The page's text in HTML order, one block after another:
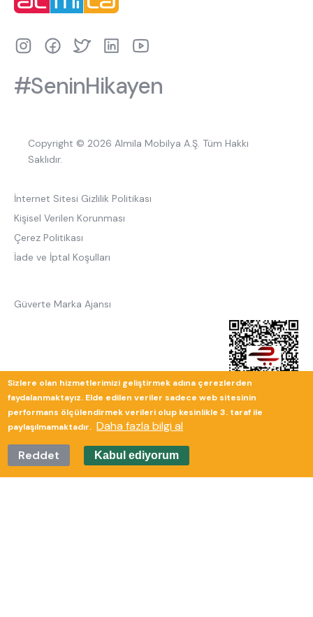
#SeninHikayen
Copyright © 2026 Almila Mobilya A.Ş. Tüm Hakkı
Saklıdır.
İnternet Sitesi Gizlilik Politikası
Kişisel Verilen Korunması
Çerez Politikası
İade ve İptal Koşulları
Güverte Marka Ajansı
Sizlere olan hizmetlerimizi geliştirmek adına çerezlerden
faydalanmaktayız. Elde edilen veriler sadece web sitesinin
performans ölçülendirmek verileri olup kesinlikle 3. taraf ile
paylaşılmamaktadır. Daha fazla bilgi al
Reddet
Kabul ediyorum